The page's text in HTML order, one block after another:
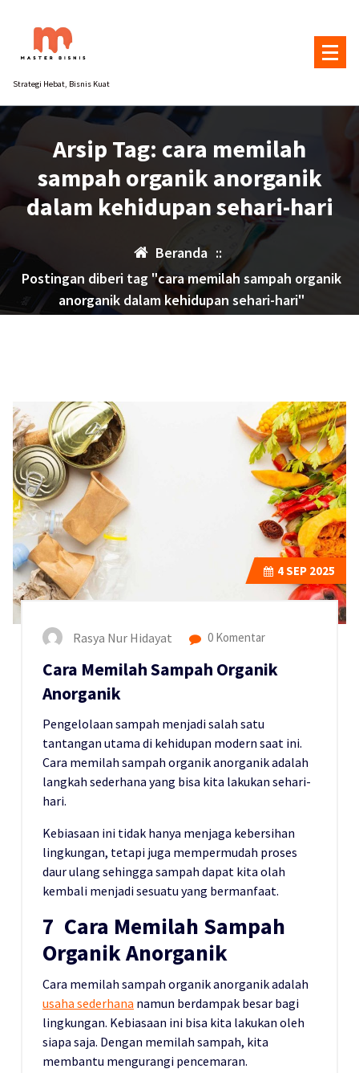
konten
Strategi Hebat, Bisnis Kuat
Arsip Tag: cara memilah
sampah organik anorganik
dalam kehidupan sehari-hari
Beranda ::
Postingan diberi tag "cara memilah sampah organik
anorganik dalam kehidupan sehari-hari"
4SEP 2025
Rasya Nur Hidayat 0 Komentar
Cara Memilah Sampah Organik
Anorganik
Pengelolaan sampah menjadi salah satu
tantangan utama di kehidupan modern saat ini.
Cara memilah sampah organik anorganik adalah
langkah sederhana yang bisa kita lakukan sehari-
hari.
Kebiasaan ini tidak hanya menjaga kebersihan
lingkungan, tetapi juga mempermudah proses
daur ulang sehingga sampah dapat kita olah
kembali menjadi sesuatu yang bermanfaat.
7 Cara Memilah Sampah
Organik Anorganik
Cara memilah sampah organik anorganik adalah
usaha sederhana namun berdampak besar bagi
lingkungan. Kebiasaan ini bisa kita lakukan oleh
siapa saja. Dengan memilah sampah, kita
membantu mengurangi pencemaran.